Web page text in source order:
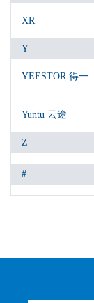
XR
Y
YEESTOR 得一
Yuntu 云途
Z
#